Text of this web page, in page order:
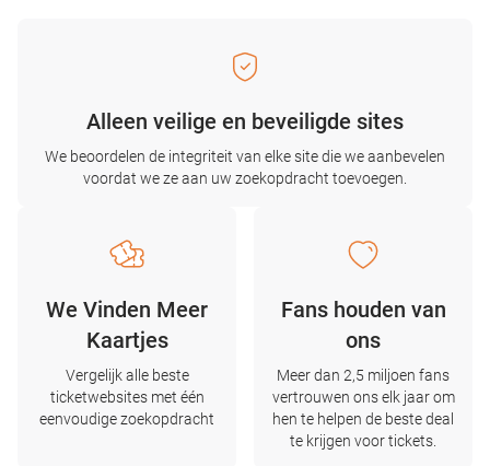
Alleen veilige en beveiligde sites
We beoordelen de integriteit van elke site die we aanbevelen
voordat we ze aan uw zoekopdracht toevoegen.
We Vinden Meer
Kaartjes
Vergelijk alle beste
ticketwebsites met één
eenvoudige zoekopdracht
Fans houden van
ons
Meer dan 2,5 miljoen fans
vertrouwen ons elk jaar om
hen te helpen de beste deal
te krijgen voor tickets.